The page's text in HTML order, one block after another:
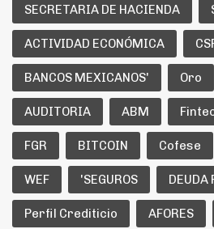
SECRETARIA DE HACIENDA
ACTIVIDAD ECONÓMICA
BANCOS MEXICANOS' Oro
AUDITORIA ABM
FGR BITCOIN Cofese
WEF 'SEGUROS DEUDA
Perfil Crediticio AFORES